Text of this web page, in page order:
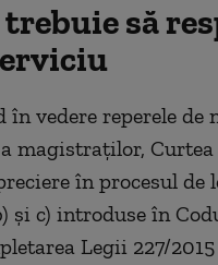
să
în vedere reperele
magistraţilor,
în procesul
şi c) introduse în
Legii 227/